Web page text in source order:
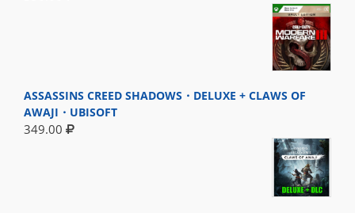
ASSASSINS CREED SHADOWS・DELUXE + CLAWS OF
AWAJI・UBISOFT
349.00